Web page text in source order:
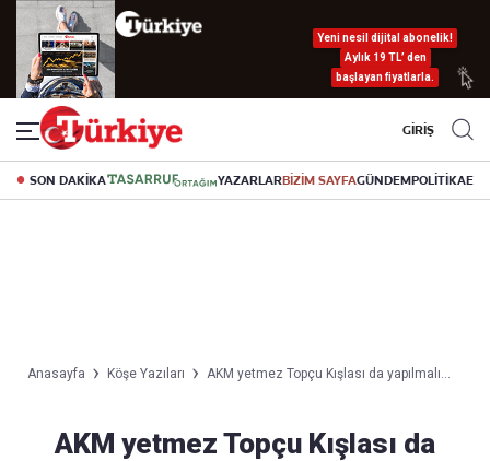
Yeni nesil dijital abonelik!
Aylık 19 TL’ den
başlayan fiyatlarla.
GİRİŞ
SON DAKİKA YAZARLARBİZİM SAYFAGÜNDEMPOLİTİKA
Anasayfa Köşe Yazıları AKM yetmez Topçu Kışlası da yapılmalı…
AKM yetmez Topçu Kışlası da